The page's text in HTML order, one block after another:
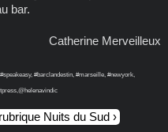
bar.
Catherine Merveilleux
#barclandestin, #marseille, #newyork,
Nuits du Sud